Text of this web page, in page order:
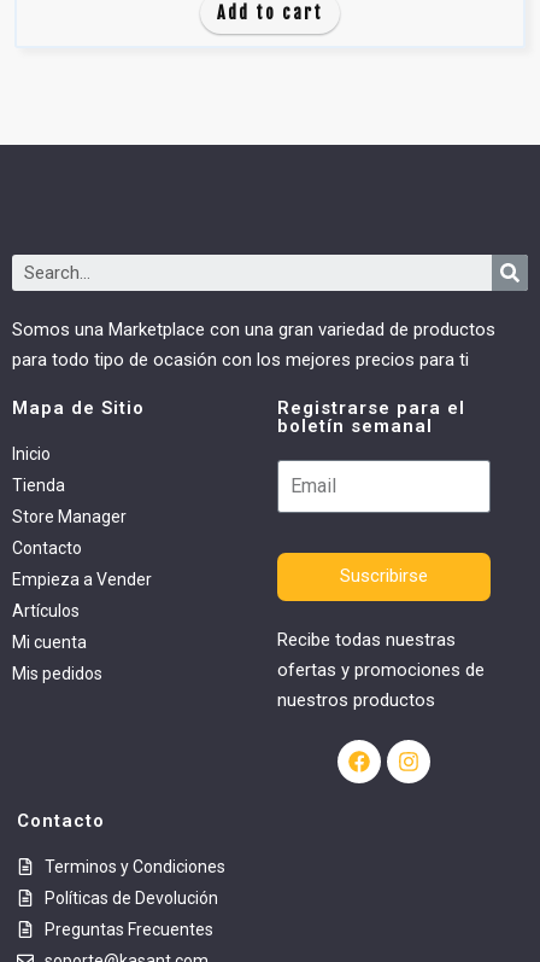
Add to cart
Somos una Marketplace con una gran variedad de productos
para todo tipo de ocasión con los mejores precios para ti
Mapa de Sitio
Inicio
Tienda
Store Manager
Contacto
Empieza a Vender
Artículos
Mi cuenta
Mis pedidos
Registrarse para el
boletín semanal
Suscribirse
Recibe todas nuestras
ofertas y promociones de
nuestros productos
Contacto
Terminos y Condiciones
Políticas de Devolución
Preguntas Frecuentes